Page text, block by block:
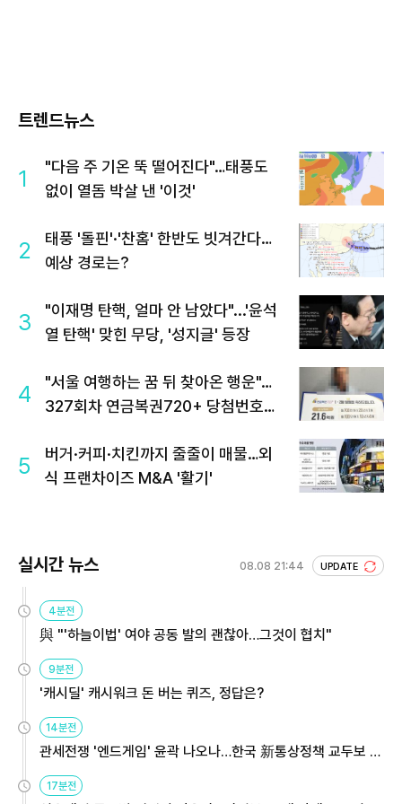
트렌드뉴스
1
"다음 주 기온 뚝 떨어진다"…태풍도
없이 열돔 박살 낸 '이것'
2
태풍 '돌핀'·'찬홈' 한반도 빗겨간다…
예상 경로는?
3
"이재명 탄핵, 얼마 안 남았다"...'윤석
열 탄핵' 맞힌 무당, '성지글' 등장
4
"서울 여행하는 꿈 뒤 찾아온 행운"…
327회차 연금복권720+ 당첨번호조
5
버거·커피·치킨까지 줄줄이 매물…외
식 프랜차이즈 M&A '활기'
실시간 뉴스 08.08 21:44 UPDATE
4분전
與 "'하늘이법' 여야 공동 발의 괜찮아…그것이 협치"
9분전
'캐시딜' 캐시워크 돈 버는 퀴즈, 정답은?
14분전
관세전쟁 '엔드게임' 윤곽 나오나…한국 新통상정책 교두보 활
용해야
17분전